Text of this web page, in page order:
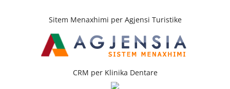
Sitem Menaxhimi per Agjensi Turistike
CRM per Klinika Dentare